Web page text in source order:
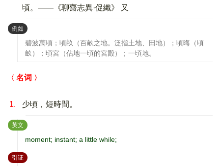
頃。——《聊齋志異·促織》 又
例如 ：
碧波萬頃；頃畝（百畝之地。泛指土地、田地）；頃晦（頃
畝）；頃宮（佔地一頃的宮殿）；一頃地。
名词
1. 少頃，短時間。
英文 ：
moment; instant; a little while;
引证：